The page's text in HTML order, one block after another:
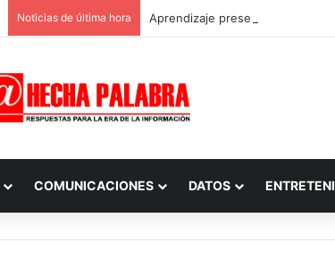
Noticias de última hora Aprendizaje presencial vs. por
COMUNICACIONES DATOS